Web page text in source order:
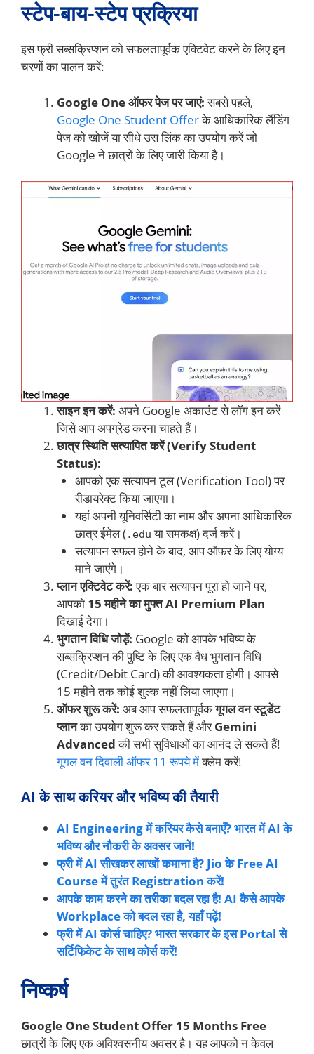
स्टेप-बाय-स्टेप प्रक्रिया
इस फ्री सब्सक्रिप्शन को सफलतापूर्वक एक्टिवेट करने के लिए इन
चरणों का पालन करें:
Google One ऑफर पेज पर जाएं:सबसे पहले,
Google One Student Offerके आधिकारिक लैंडिंग
पेज को खोजें या सीधे उस लिंक का उपयोग करें जो
Google ने छात्रों के लिए जारी किया है।
साइन इन करें: अपने Google अकाउंट से लॉग इन करें
जिसे आप अपग्रेड करना चाहते हैं।
छात्र स्थिति सत्यापित करें (Verify Student
Status):
आपको एक सत्यापन टूल (Verification Tool) पर
रीडायरेक्ट किया जाएगा।
यहां अपनी यूनिवर्सिटी का नाम और अपना आधिकारिक
छात्र ईमेल (.edu या समकक्ष) दर्ज करें।
सत्यापन सफल होने के बाद, आप ऑफर के लिए योग्य
माने जाएंगे।
प्लान एक्टिवेट करें:एक बार सत्यापन पूरा हो जाने पर,
आपको 15 महीने का मुफ्त AI Premium Plan
दिखाई देगा।
भुगतान विधि जोड़ें: Google को आपके भविष्य के
सब्सक्रिप्शन की पुष्टि के लिए एक वैध भुगतान विधि
(Credit/Debit Card) की आवश्यकता होगी। आपसे
15 महीने तक कोई शुल्क नहीं लिया जाएगा।
ऑफर शुरू करें: अब आप सफलतापूर्वकगूगल वन स्टूडेंट
प्लानका उपयोग शुरू कर सकते हैं औरGemini
Advancedकी सभी सुविधाओं का आनंद ले सकते हैं!
गूगल वन दिवाली ऑफर 11 रूपये मेंक्लेम करें!
AI के साथ करियर और भविष्य की तैयारी
AI Engineering में करियर कैसे बनाएँ? भारत में AI के
भविष्य और नौकरी के अवसर जानें!
फ्री में AI सीखकर लाखों कमाना है? Jio के Free AI
Course में तुरंत Registration करें!
आपके काम करने का तरीका बदल रहा है! AI कैसे आपके
Workplace को बदल रहा है, यहाँ पढ़ें!
फ्री में AI कोर्स चाहिए? भारत सरकार के इस Portal से
सर्टिफिकेट के साथ कोर्स करें!
निष्कर्ष
Google One Student Offer 15 Months Free
छात्रों के लिए एक अविश्वसनीय अवसर है। यह आपको न केवल